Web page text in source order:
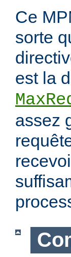
Ce
sorte
est la
assez